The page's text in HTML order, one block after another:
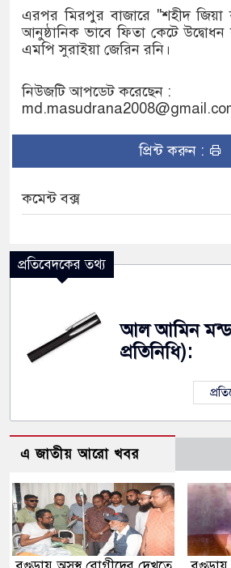
এরপর মিরপুর বাজারে "শহীদ
আনুষ্ঠানিক ভাবে ফিতা কেটে
এমপি সুরাইয়া জেরিন রনি।
নিউজটি আপডেট করেছেন :
প্রিন্ট করুন :
কমেন্ট বক্স
প্রতিবেদকের তথ্য
আল আমিন
প্রতিনিধি):
এ জাতীয় আরো খবর